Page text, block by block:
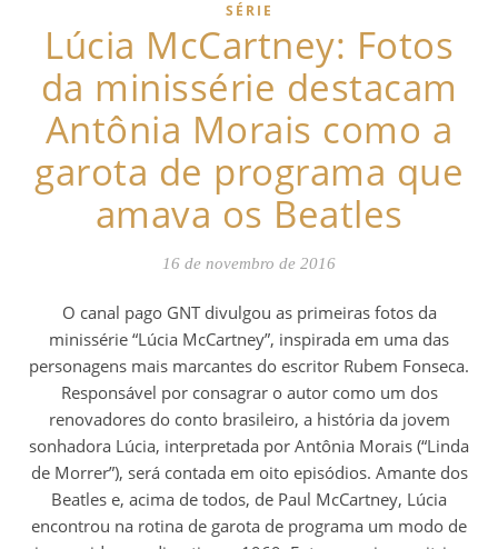
SÉRIE
Lúcia McCartney: Fotos
da minissérie destacam
Antônia Morais como a
garota de programa que
amava os Beatles
16 de novembro de 2016
O canal pago GNT divulgou as primeiras fotos da
minissérie “Lúcia McCartney”, inspirada em uma das
personagens mais marcantes do escritor Rubem Fonseca.
Responsável por consagrar o autor como um dos
renovadores do conto brasileiro, a história da jovem
sonhadora Lúcia, interpretada por Antônia Morais (“Linda
de Morrer”), será contada em oito episódios. Amante dos
Beatles e, acima de todos, de Paul McCartney, Lúcia
encontrou na rotina de garota de programa um modo de